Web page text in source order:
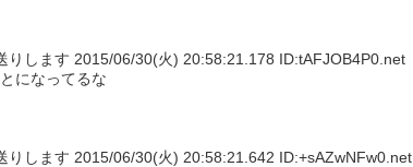
りします 2015/06/30(火) 20:58:21.178 ID:tAFJOB4P0.net
になってるな
りします 2015/06/30(火) 20:58:21.642 ID:+sAZwNFw0.net